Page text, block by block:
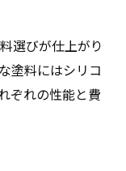
選びが仕上がり
塗料にはシリコ
ぞれの性能と費